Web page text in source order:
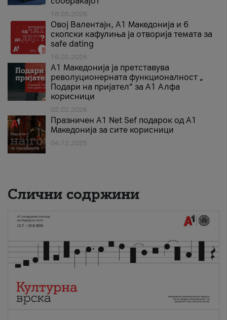
18.05.2026
Овој Валентајн, A1 Македонија и 6
скопски кафулиња ја отворија темата за
safe dating
16.02.2026
А1 Македонија ја претставува
револуционерната функционалност „
Подари на пријател“ за А1 Алфа
корисници
02.02.2026
Празничен A1 Net Sеf подарок од А1
Македонија за сите корисници
04.12.2025
Слични содржини